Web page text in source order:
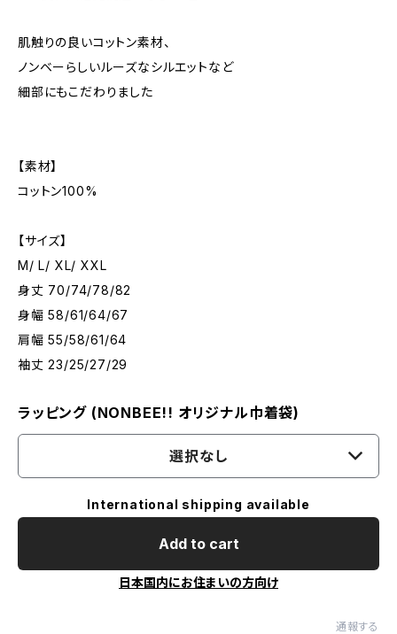
肌触りの良いコットン素材、
ノンベーらしいルーズなシルエットなど
細部にもこだわりました
【素材】
コットン100%
【サイズ】
M/ L/ XL/ XXL
身丈 70/74/78/82
身幅 58/61/64/67
肩幅 55/58/61/64
袖丈 23/25/27/29
ラッピング (NONBEE!! オリジナル巾着袋)
選択なし
International shipping available
Add to cart
日本国内にお住まいの方向け
通報する